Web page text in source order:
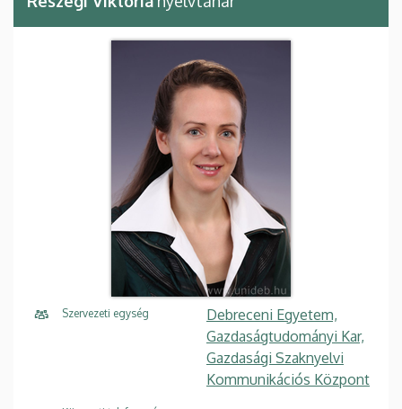
Szervezeti egység
Debreceni Egyetem,
Gazdaságtudományi Kar,
Gazdasági Szaknyelvi
Kommunikációs Központ